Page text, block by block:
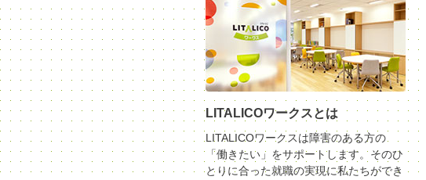
LITALICOワークスとは
LITALICOワークスは障害のある方の
「働きたい」をサポートします。そのひ
とりに合った就職の実現に私たちができ